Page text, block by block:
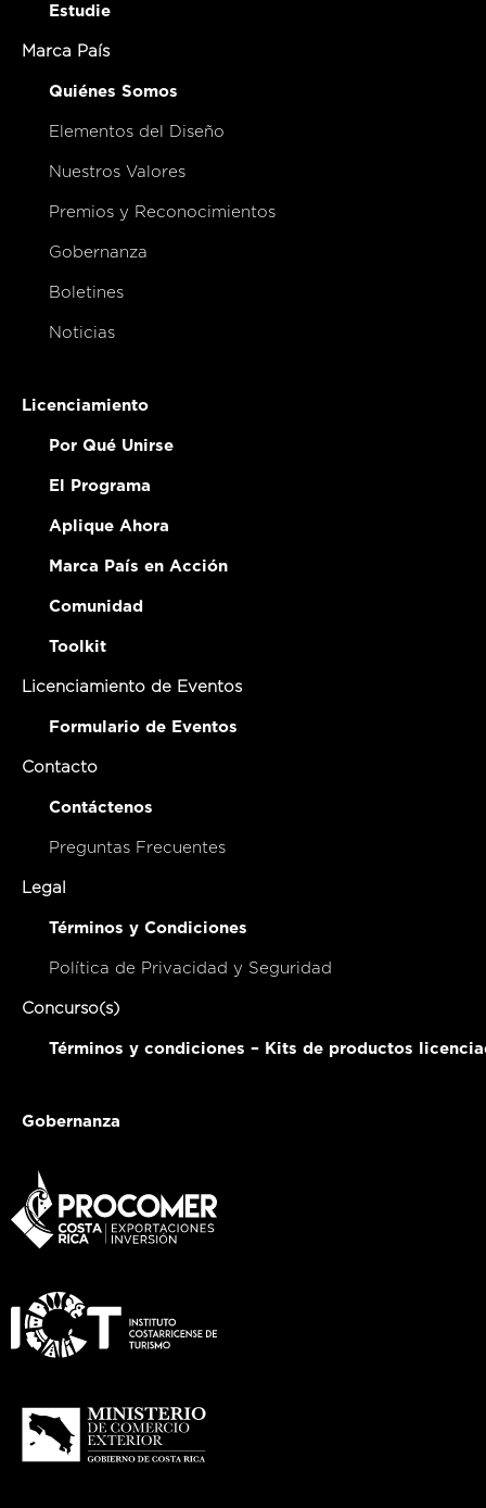
Estudie
Marca País
Quiénes Somos
Elementos del Diseño
Nuestros Valores
Premios y Reconocimientos
Gobernanza
Boletines
Noticias
Licenciamiento
Por Qué Unirse
El Programa
Aplique Ahora
Marca País en Acción
Comunidad
Toolkit
Licenciamiento de Eventos
Formulario de Eventos
Contacto
Contáctenos
Preguntas Frecuentes
Legal
Términos y Condiciones
Política de Privacidad y Seguridad
Concurso(s)
Términos y condiciones – Kits de productos
Gobernanza